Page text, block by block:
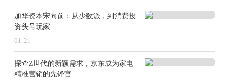
加华资本宋向前：从少数派，到消费投
资头号玩家
01-21
探查Z世代的新颖需求，京东成为家电
精准营销的先锋官